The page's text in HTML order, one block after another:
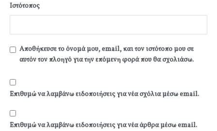
Ιστότοπος
Αποθήκευσε το όνομά μου, email, και τον ιστότοπο μου σε
αυτόν τον πλοηγό για την επόμενη φορά που θα σχολιάσω.
Επιθυμώ να λαμβάνω ειδοποιήσεις για νέα σχόλια μέσω email.
Επιθυμώ να λαμβάνω ειδοποιήσεις για νέα άρθρα μέσω email.